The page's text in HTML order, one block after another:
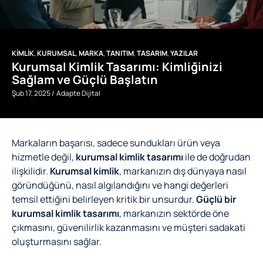
KİMLİK,KURUMSAL,MARKA,TANITIM,TASARIM,YAZILAR
Kurumsal Kimlik Tasarımı: Kimliğinizi
Sağlam ve Güçlü Başlatın
Şub 17, 2025 / Adapte Dijital
Markaların başarısı, sadece sundukları ürün veya
hizmetle değil, kurumsal kimlik tasarımıile de doğrudan
ilişkilidir. Kurumsal kimlik, markanızın dış dünyaya nasıl
göründüğünü, nasıl algılandığını ve hangi değerleri
temsil ettiğini belirleyen kritik bir unsurdur.Güçlü bir
kurumsal kimlik tasarımı, markanızın sektörde öne
çıkmasını, güvenilirlik kazanmasını ve müşteri sadakati
oluşturmasını sağlar.